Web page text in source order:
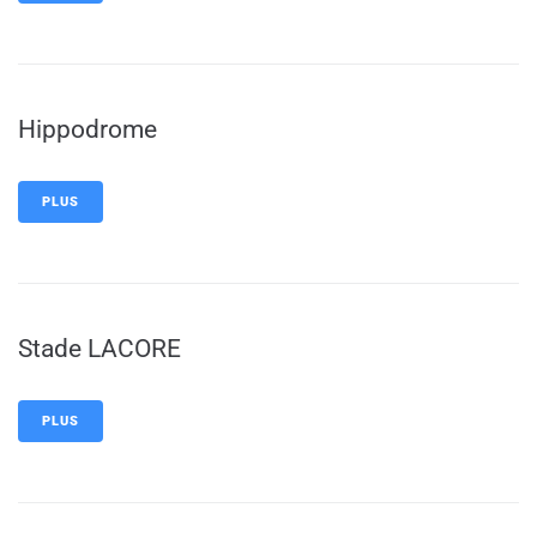
Hippodrome
PLUS
Stade LACORE
PLUS